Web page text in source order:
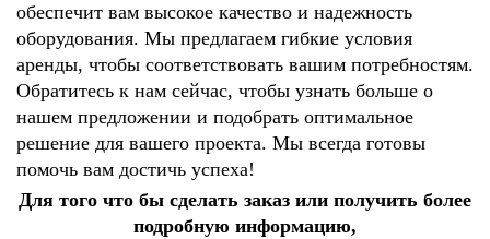
обеспечит вам высокое качество и надежность
оборудования. Мы предлагаем гибкие условия
аренды, чтобы соответствовать вашим потребностям.
Обратитесь к нам сейчас, чтобы узнать больше о
нашем предложении и подобрать оптимальное
решение для вашего проекта. Мы всегда готовы
помочь вам достичь успеха!
Для того что бы сделать заказ или получить более
подробную информацию,